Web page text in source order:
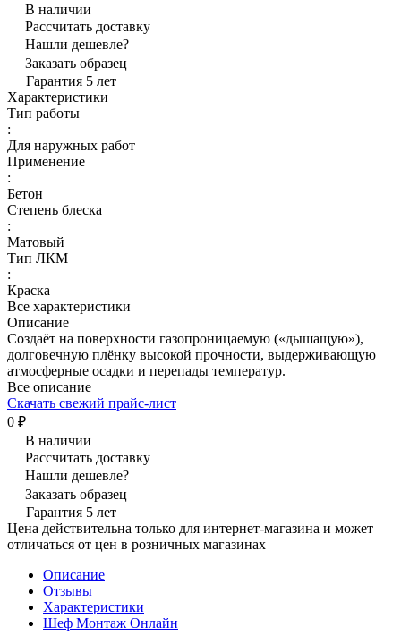
В наличии
Рассчитать доставку
Нашли дешевле?
Заказать образец
Гарантия 5 лет
Характеристики
Тип работы
:
Для наружных работ
Применение
:
Бетон
Степень блеска
:
Матовый
Тип ЛКМ
:
Краска
Все характеристики
Описание
Создаёт на поверхности газопроницаемую («дышащую»),
долговечную плёнку высокой прочности, выдерживающую
атмосферные осадки и перепады температур.
Все описание
Скачать свежий прайс-лист
0 ₽
В наличии
Рассчитать доставку
Нашли дешевле?
Заказать образец
Гарантия 5 лет
Цена действительна только для интернет-магазина и может
отличаться от цен в розничных магазинах
Описание
Отзывы
Характеристики
Шеф Монтаж Онлайн